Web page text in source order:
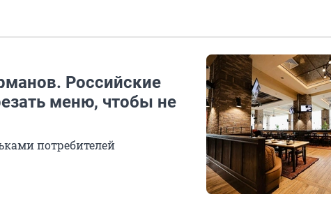
Российские
меню, чтобы не
потребителей